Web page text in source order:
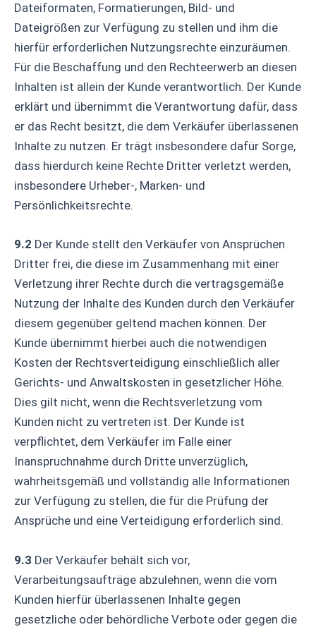
Dateiformaten, Formatierungen, Bild- und
Dateigrößen zur Verfügung zu stellen und ihm die
hierfür erforderlichen Nutzungsrechte einzuräumen.
Für die Beschaffung und den Rechteerwerb an diesen
Inhalten ist allein der Kunde verantwortlich. Der Kunde
erklärt und übernimmt die Verantwortung dafür, dass
er das Recht besitzt, die dem Verkäufer überlassenen
Inhalte zu nutzen. Er trägt insbesondere dafür Sorge,
dass hierdurch keine Rechte Dritter verletzt werden,
insbesondere Urheber-, Marken- und
Persönlichkeitsrechte.
9.2 Der Kunde stellt den Verkäufer von Ansprüchen
Dritter frei, die diese im Zusammenhang mit einer
Verletzung ihrer Rechte durch die vertragsgemäße
Nutzung der Inhalte des Kunden durch den Verkäufer
diesem gegenüber geltend machen können. Der
Kunde übernimmt hierbei auch die notwendigen
Kosten der Rechtsverteidigung einschließlich aller
Gerichts- und Anwaltskosten in gesetzlicher Höhe.
Dies gilt nicht, wenn die Rechtsverletzung vom
Kunden nicht zu vertreten ist. Der Kunde ist
verpflichtet, dem Verkäufer im Falle einer
Inanspruchnahme durch Dritte unverzüglich,
wahrheitsgemäß und vollständig alle Informationen
zur Verfügung zu stellen, die für die Prüfung der
Ansprüche und eine Verteidigung erforderlich sind.
9.3 Der Verkäufer behält sich vor,
Verarbeitungsaufträge abzulehnen, wenn die vom
Kunden hierfür überlassenen Inhalte gegen
gesetzliche oder behördliche Verbote oder gegen die